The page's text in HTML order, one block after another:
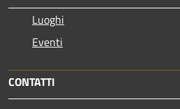
Luoghi
Eventi
CONTATTI